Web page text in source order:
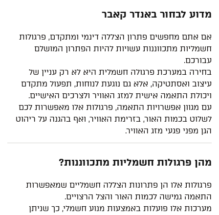
מדוע לבחור באנדר קאבר
אם אתם מחפשים פתרון הצללה דינמי ומתקדם, פרגולות
חשמליות מתכווננות עשויות להיות הפתרון המושלם
עבורכם.
בחירה במערכת פרגולה חשמלית היא לא רק עניין של
עיצוב ואסתטיקה, אלא גם נוגעת לנוחות, תפעול מתקדם
ויכולת התאמה אישית למזג האוויר ולצרכים האישיים.
עם מגוון אפשרויות התאמה, פרגולות אלו מאפשרות לכם
לשלוט בכמות האור, בזרימת האוויר, ואף בהגנה על ריהוט
הגן מפני פגעי מזג האוויר.
מהן פרגולות חשמליות מתכווננות?
פרגולות אלו הן פתרונות הצללה חשמליים שמאפשרות
התאמה גמישה לכמות האור והצל הרצויים.
מערכות אלו פועלות באמצעות מנוע חשמלי, כך שניתן